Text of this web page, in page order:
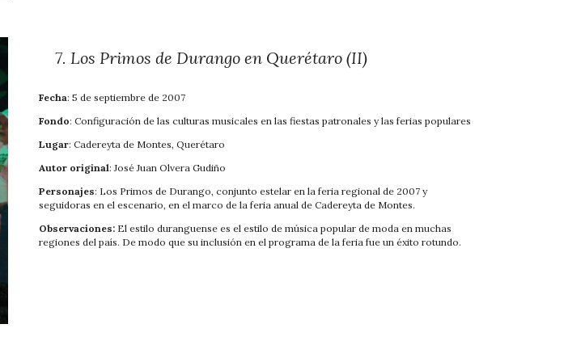
7. Los Primos de Durango en Querétaro (II)
Fecha: 5 de septiembre de 2007
Fondo: Configuración de las culturas musicales en las fiestas patronales y las ferias populares
Lugar: Cadereyta de Montes, Querétaro
Autor original: José Juan Olvera Gudiño
Personajes: Los Primos de Durango, conjunto estelar en la feria regional de 2007 y
seguidoras en el escenario, en el marco de la feria anual de Cadereyta de Montes.
Observaciones:El estilo duranguense es el estilo de música popular de moda en muchas
regiones del país. De modo que su inclusión en el programa de la feria fue un éxito rotundo.